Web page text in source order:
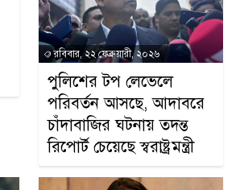
রবিবার, ২২ ফেব্রুয়ারী, ২০২৬
পুলিশের টপ লেভেলে
পরিবর্তন আসছে, আদাবরে
চাঁদাবাজির ঘটনায় তদন্ত
রিপোর্ট চেয়েছে স্বরাষ্ট্রমন্ত্রী